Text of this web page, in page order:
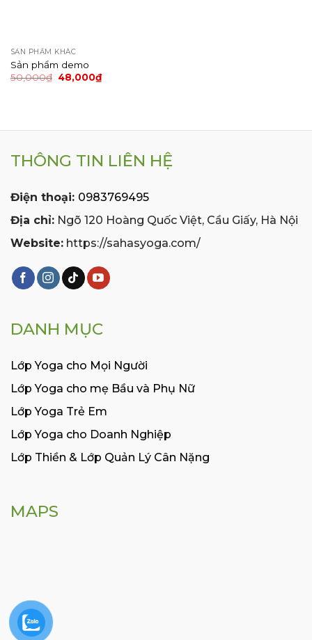
SẢN PHẨM KHÁC
Sản phẩm demo
50,000₫ Giá
gốc
48,000₫Giá
hiện
THÔNG TIN LIÊN HỆ
Điện thoại: 0983769495
Địa chỉ: Ngõ 120 Hoàng Quốc Việt, Cầu Giấy, Hà Nội
Website: https://sahasyoga.com/
DANH MỤC
Lớp Yoga cho Mọi Người
Lớp Yoga cho mẹ Bầu và Phụ Nữ
Lớp Yoga Trẻ Em
Lớp Yoga cho Doanh Nghiệp
Lớp Thiền & Lớp Quản Lý Cân Nặng
MAPS